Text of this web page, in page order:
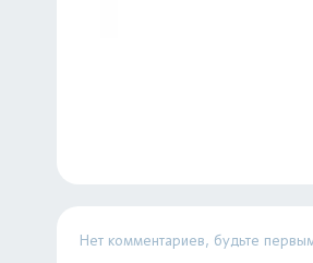
Нет комментариев, будьте